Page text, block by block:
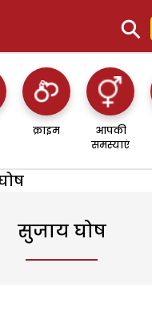
⚲
क्राइम
आपकी
समस्याएं
सुजाय घोष